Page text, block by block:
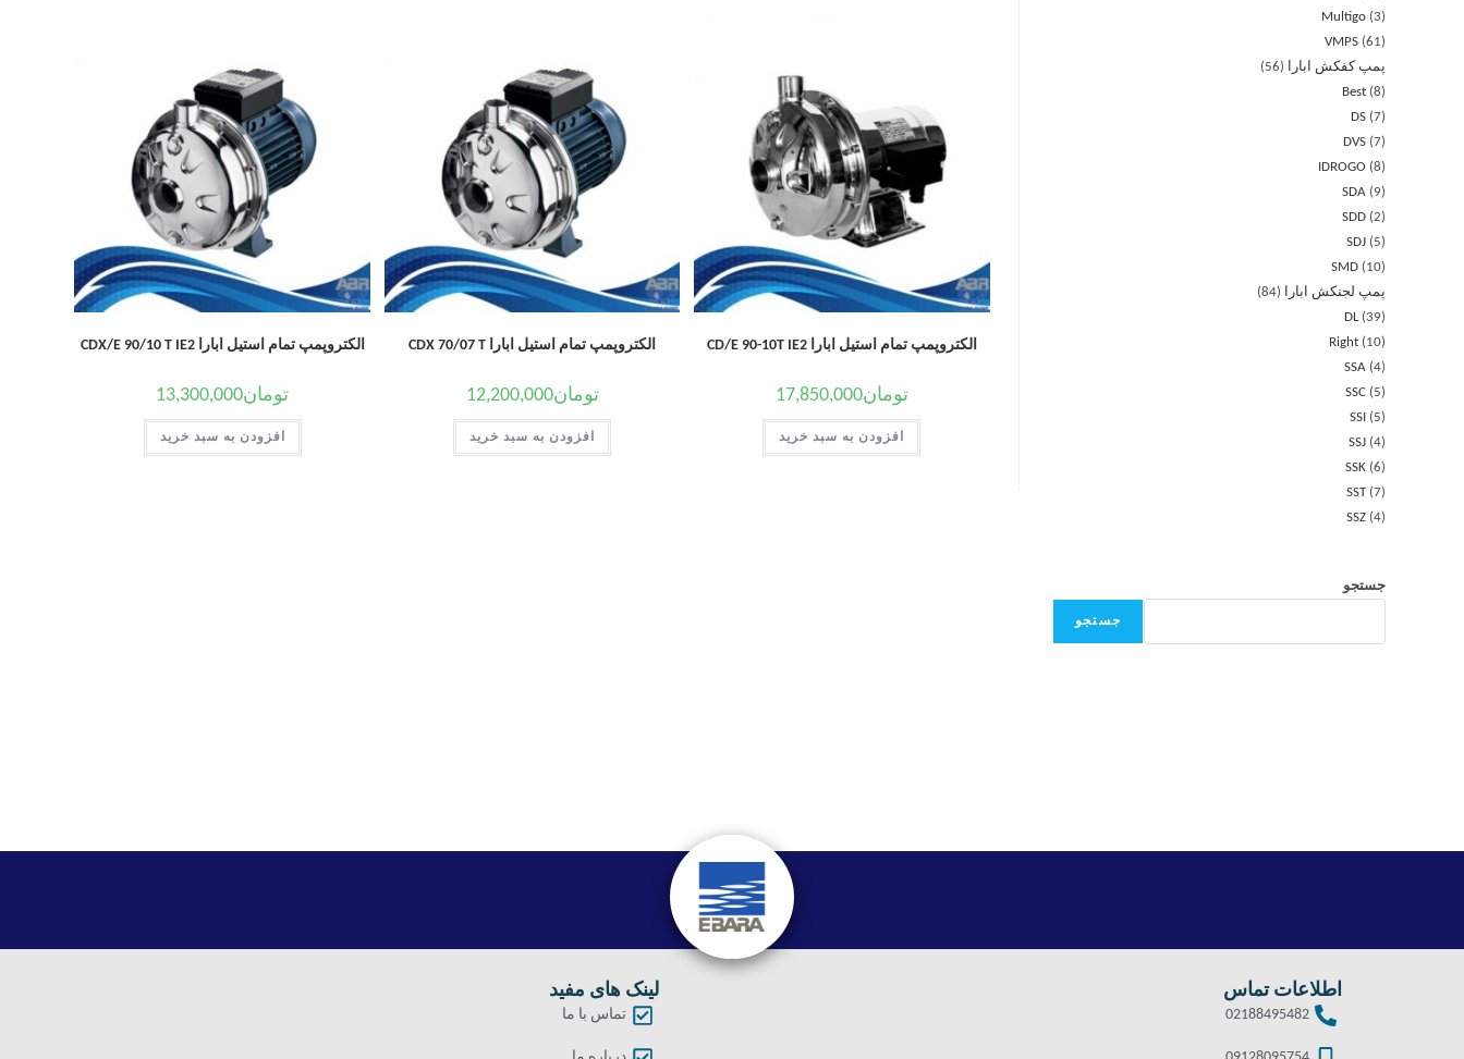
الکتروپمپ تمام استیل ابارا CD/E 90-10T IE2
تومان17,850,000
افزودن به سبد خرید
الکتروپمپ تمام استیل ابارا CDX 70/07 T
تومان12,200,000
افزودن به سبد خرید
الکتروپمپ تمام استیل ابارا CDX/E 90/10 T IE2
تومان13,300,000
افزودن به سبد خرید
Multigo 3
VMPS 61
پمپ کفکش ابارا
56
Best 8
DS 7
DVS 7
IDROGO
8
SDA
9
SDD 2
SDJ
5
SMD
10
پمپ لجنکش ابارا
84
DL 39
Right
10
SSA 4
SSC
5
SSI
5
SSJ 4
SSK 6
SST 7
SSZ 4
جستجو
جستجو
اطلاعات تماس
02188495482
لینک های مفید
تماس با ما